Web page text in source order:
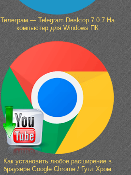
Телеграм — Telegram Desktop 7.0.7 На
компьютер для Windows ПК
Как установить любое расширение в
браузере Google Chrome / Гугл Хром